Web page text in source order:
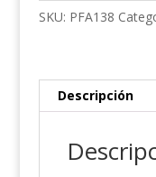
SKU: PFA138
Descripción